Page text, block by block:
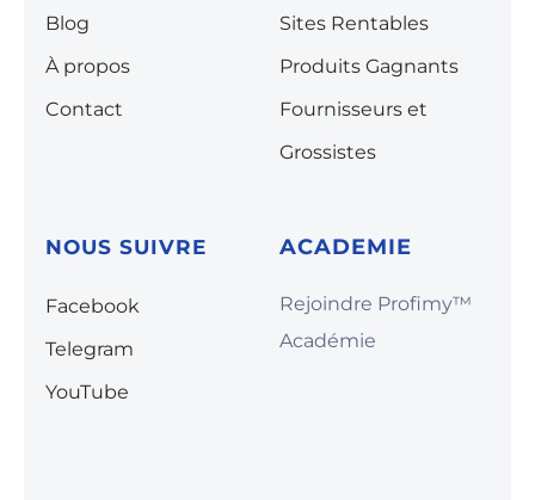
Blog
À propos
Contact
Sites Rentables
Produits Gagnants
Fournisseurs et
Grossistes
NOUS SUIVRE
Facebook
Telegram
YouTube
ACADEMIE
Rejoindre Profimy™️
Académie